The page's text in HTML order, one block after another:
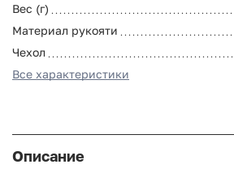
Вес (г)
Материал рукояти
Чехол
Все характеристики
Описание